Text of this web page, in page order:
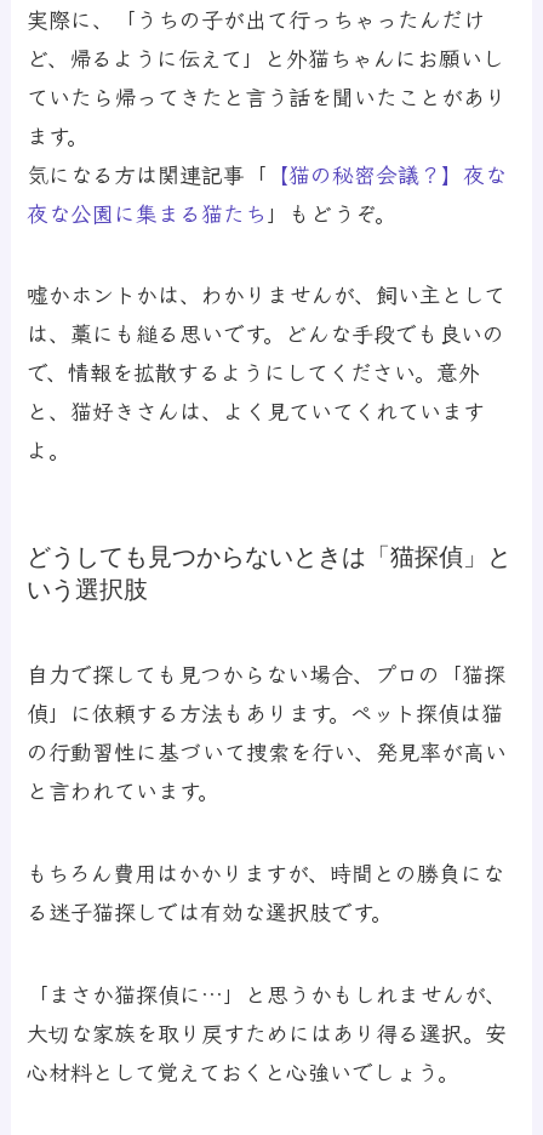
実際に、「うちの子が出て行っちゃったんだけ
ど、帰るように伝えて」と外猫ちゃんにお願いし
ていたら帰ってきたと言う話を聞いたことがあり
ます。
気になる方は関連記事「 【猫の秘密会議？】夜な
夜な公園に集まる猫たち 」もどうぞ。
嘘かホントかは、わかりませんが、飼い主として
は、藁にも縋る思いです。どんな手段でも良いの
で、情報を拡散するようにしてください。意外
と、猫好きさんは、よく見ていてくれています
よ。
どうしても見つからないときは「猫探偵」と
いう選択肢
自力で探しても見つからない場合、プロの「猫探
偵」に依頼する方法もあります。ペット探偵は猫
の行動習性に基づいて捜索を行い、発見率が高い
と言われています。
もちろん費用はかかりますが、時間との勝負にな
る迷子猫探しでは有効な選択肢です。
「まさか猫探偵に…」と思うかもしれませんが、
大切な家族を取り戻すためにはあり得る選択。安
心材料として覚えておくと心強いでしょう。